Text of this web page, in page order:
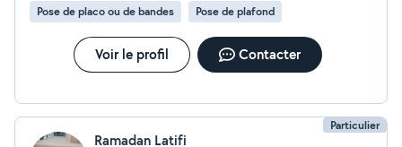
Pose de placo ou de bandes Pose de plafond
Voir le profil Contacter
Particulier
Ramadan Latifi